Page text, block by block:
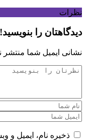
نظرات
دیدگاهتان را بنویسید!
نشانی ایمیل شما منتشر
ذخیره نام، ایمیل و